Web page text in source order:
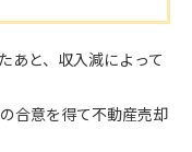
あと、収入減によって
合意を得て不動産売却